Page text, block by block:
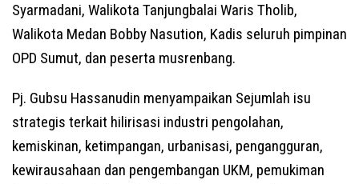
Syarmadani, Walikota Tanjungbalai Waris Tholib,
Walikota Medan Bobby Nasution, Kadis seluruh pimpinan
OPD Sumut, dan peserta musrenbang.
Pj. Gubsu Hassanudin menyampaikan Sejumlah isu
strategis terkait hilirisasi industri pengolahan,
kemiskinan, ketimpangan, urbanisasi, pengangguran,
kewirausahaan dan pengembangan UKM, pemukiman